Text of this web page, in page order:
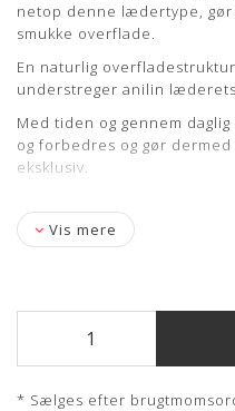
netop denne lædertype,
smukke overflade.
En naturlig
understreger anilin
Med tiden og gennem
og forbedres og gør
eksklusiv.
Vis mere
* Sælges efter